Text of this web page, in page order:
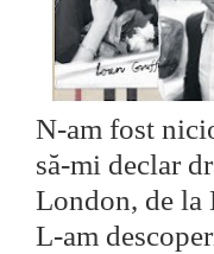
N-am fost
să-mi declar
London, de la
L-am